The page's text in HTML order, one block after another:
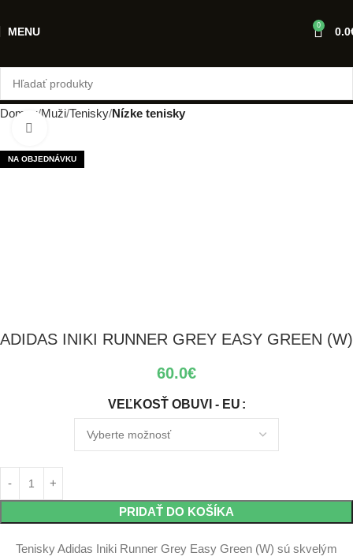
MENU 0 0.0
Domov Muži Tenisky Nízke tenisky
NA OBJEDNÁVKU
ADIDAS INIKI RUNNER GREY EASY GREEN (W)
60.0€
VEĽKOSŤ OBUVI - EU
PRIDAŤ DO KOŠÍKA
Tenisky Adidas Iniki Runner Grey Easy Green (W) sú skvelým